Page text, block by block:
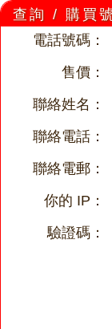
查詢 / 購買
電話號碼：
售價：
聯絡姓名：
聯絡電話：
聯絡電郵：
你的 IP：
驗證碼：